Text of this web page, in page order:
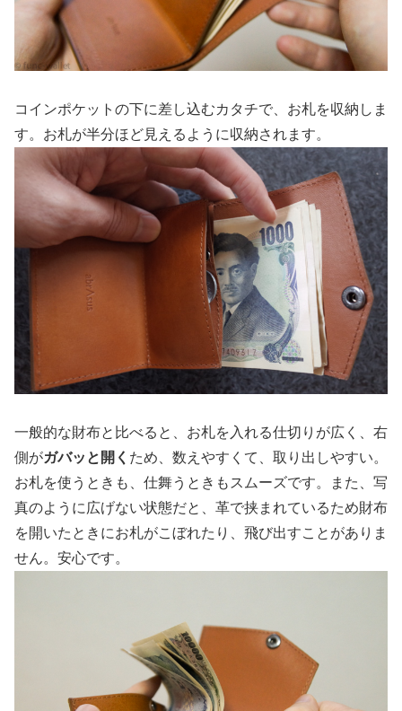
コインポケットの下に差し込むカタチで、お札を収納しま
す。 お札が半分ほど見えるように収納されます。
一般的な財布と比べると、お札を入れる仕切りが広く、右
側がガバッと開く ため、数えやすくて、取り出しやすい。
お札を使うときも、仕舞うときもスムーズです。また、写
真のように広げない状態だと、革で挟まれているため財布
を開いたときにお札がこぼれたり、飛び出すことがありま
せん。安心です。